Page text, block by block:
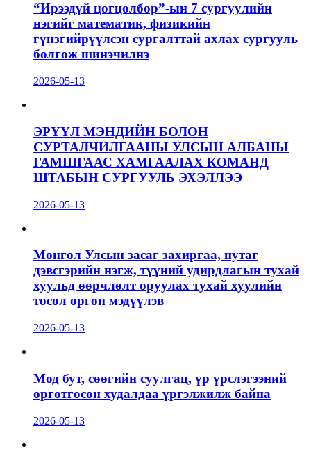
“Ирээдүй цогцолбор”-ын 7 сургуулийн
нэгийг математик, физикийн
гүнзгийрүүлсэн сургалттай ахлах сургууль
болгож шинэчилнэ
2026-05-13
ЭРҮҮЛ МЭНДИЙН БОЛОН
СУРТАЛЧИЛГААНЫ УЛСЫН АЛБАНЫ
ГАМШГААС ХАМГААЛАХ КОМАНД
ШТАБЫН СУРГУУЛЬ ЭХЭЛЛЭЭ
2026-05-13
Монгол Улсын засаг захиргаа, нутаг
дэвсгэрийн нэгж, түүний удирдлагын тухай
хуульд өөрчлөлт оруулах тухай хуулийн
төсөл өргөн мэдүүлэв
2026-05-13
Мод бут, сөөгийн суулгац, үр үрслэгээний
өргөтгөсөн худалдаа үргэлжилж байна
2026-05-13